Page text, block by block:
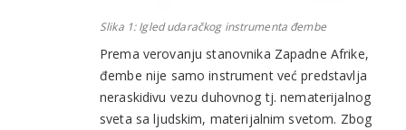
Slika 1: Igled udaračkog instrumenta đembe
Prema verovanju stanovnika Zapadne Afrike,
đembe nije samo instrument već predstavlja
neraskidivu vezu duhovnog tj. nematerijalnog
sveta sa ljudskim, materijalnim svetom. Zbog